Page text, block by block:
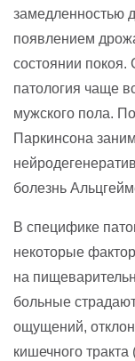
замедленностью
появлением
состоянии покоя.
патология чаще
мужского пола.
Паркинсона
болезнь
В специфике
некоторые
на
больные
ощущений,
кишечного